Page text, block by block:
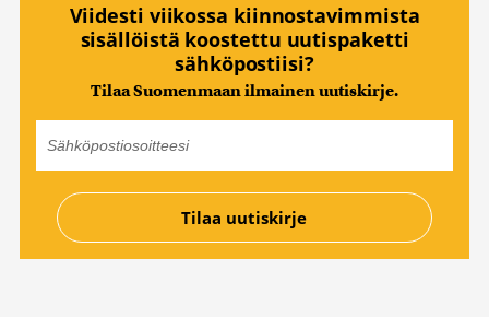
Viidesti viikossa kiinnostavimmista
sisällöistä koostettu uutispaketti
sähköpostiisi?
Tilaa Suomenmaan ilmainen uutiskirje.